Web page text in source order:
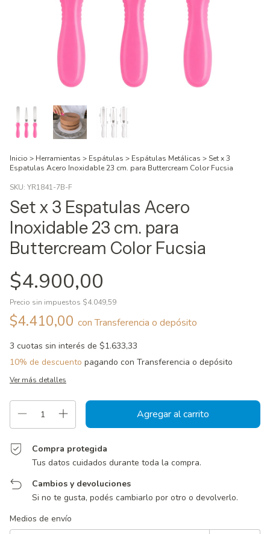
Inicio > Herramientas > Espátulas > Espátulas Metálicas >Set x 3
Espatulas Acero Inoxidable 23 cm. para Buttercream Color Fucsia
SKU: YR1841-7B-F
Set x 3 Espatulas Acero
Inoxidable 23 cm. para
Buttercream Color Fucsia
$4.900,00
Precio sin impuestos $4.049,59
$4.410,00 con Transferencia o depósito
3 cuotas sin interés de $1.633,33
10% de descuento pagando con Transferencia o depósito
Ver más detalles
Compra protegida
Tus datos cuidados durante toda la compra.
Cambios y devoluciones
Si no te gusta, podés cambiarlo por otro o devolverlo.
Entregas para el CP:
Medios de envío